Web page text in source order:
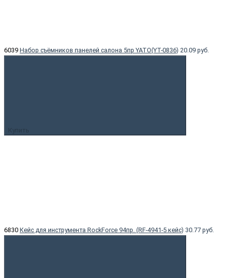
6039 Набор съёмников панелей салона 5пр YATO(YT-0836) 20.09 руб.
Купить
6830 Кейс для инструмента RockForce 94пр. (RF-4941-5 кейс) 30.77 руб.